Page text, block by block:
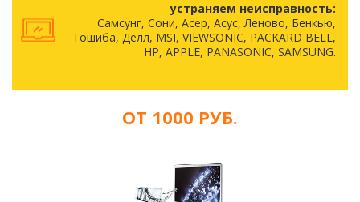
устраняем неисправность:
Самсунг, Сони, Асер, Асус, Леново, Бенкью,
Тошиба, Делл, MSI, VIEWSONIC, PACKARD BELL,
HP, APPLE, PANASONIC, SAMSUNG.
ОТ 1000 РУБ.